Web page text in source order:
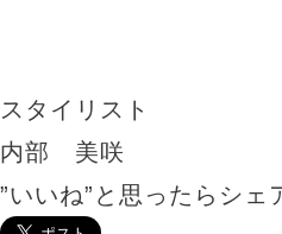
スタイリスト
内部 美咲
”いいね”と思ったらシェ